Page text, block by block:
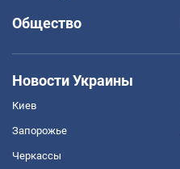
Общество
Новости Украины
Киев
Запорожье
Черкассы